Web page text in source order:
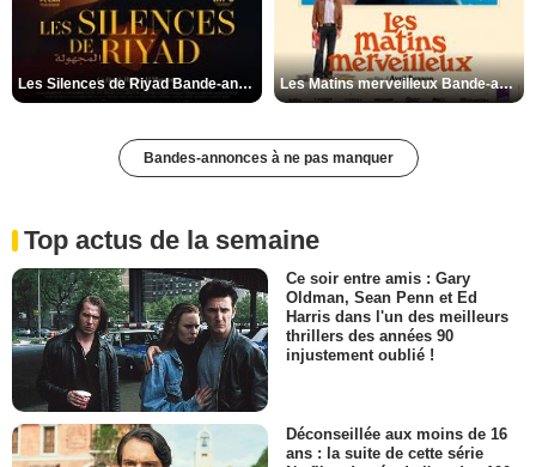
Les Silences de Riyad Bande-annonce VO STFR Les Matins merveilleux Bande-annonce VF
Bandes-annonces à ne pas manquer
Top actus de la semaine
Ce soir entre amis : Gary
Oldman, Sean Penn et Ed
Harris dans l'un des meilleurs
thrillers des années 90
injustement oublié !
Déconseillée aux moins de 16
ans : la suite de cette série